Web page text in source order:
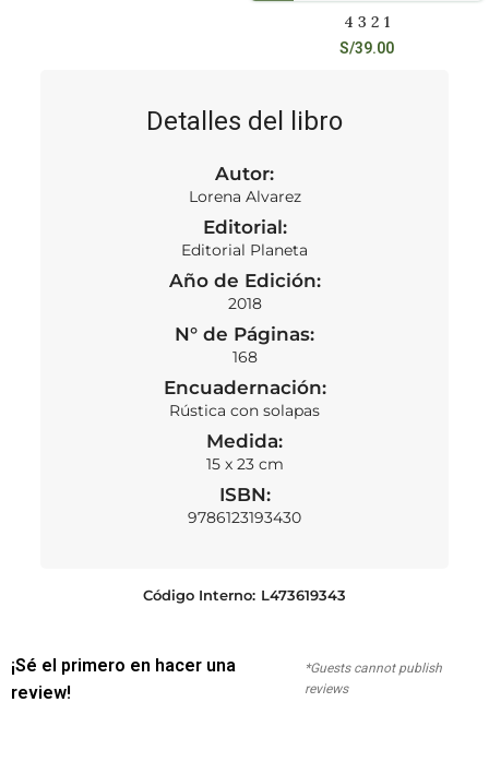
4 3 2 1
S/39.00
Detalles del libro
Autor:
Lorena Alvarez
Editorial:
Editorial Planeta
Año de Edición:
2018
N° de Páginas:
168
Encuadernación:
Rústica con solapas
Medida:
15 x 23 cm
ISBN:
9786123193430
Código Interno: L473619343
¡Sé el primero en hacer una
review!
*Guests cannot publish
reviews